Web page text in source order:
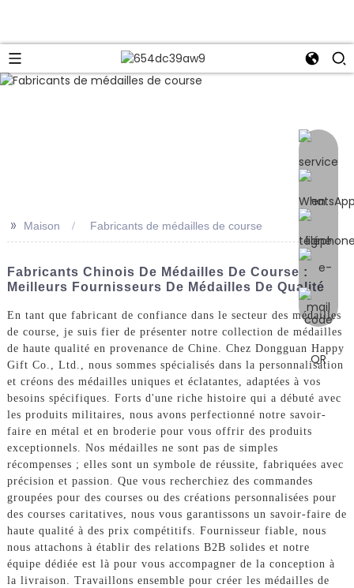
>> Maison Fabricants de médailles de course
Fabricants Chinois De Médailles De Course :
Meilleurs Fournisseurs De Médailles De Qualité
En tant que fabricant de confiance dans le secteur des médailles
de course, je suis fier de présenter notre collection de médailles
de haute qualité en provenance de Chine. Chez Dongguan Happy
Gift Co., Ltd., nous sommes spécialisés dans la personnalisation
et créons des médailles uniques et éclatantes, adaptées à vos
besoins spécifiques. Forts d'une riche histoire qui a débuté avec
les produits militaires, nous avons perfectionné notre savoir-
faire en métal et en broderie pour vous offrir des produits
exceptionnels. Nos médailles ne sont pas de simples
récompenses ; elles sont un symbole de réussite, fabriquées avec
précision et passion. Que vous recherchiez des commandes
groupées pour des courses ou des créations personnalisées pour
des courses caritatives, nous vous garantissons un savoir-faire de
haute qualité à des prix compétitifs. Fournisseur fiable, nous
nous attachons à établir des relations B2B solides et notre
équipe dédiée est là pour vous accompagner de la conception à
la livraison. Travaillons ensemble pour créer les médailles de